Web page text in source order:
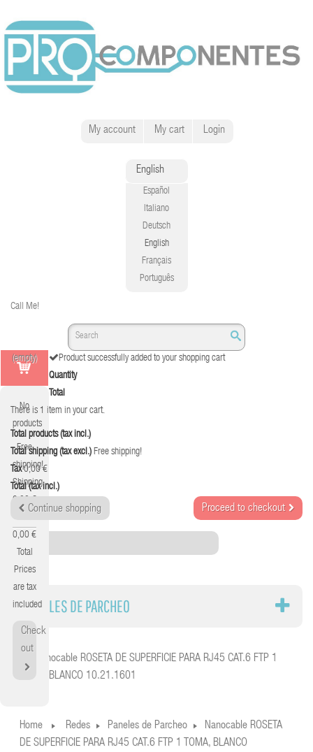
My account My cart Login
English
Español
Italiano
Deutsch
English
Français
Português
Call Me!
(empty)
No
products
Free
shipping!
Shipping
0,00 €
0,00 €
Total
Prices
are tax
included
Check
out
Product successfully added to your shopping cart
Quantity
Total
There is 1 item in your cart.
Total products (tax incl.)
Total shipping (tax excl.) Free shipping!
Tax 0,00 €
Total (tax incl.)
Continue shopping Proceed to checkout
Category
PANELES DE PARCHEO
Home
Nanocable ROSETA DE SUPERFICIE PARA RJ45 CAT.6 FTP 1
TOMA, BLANCO 10.21.1601
Home Redes Paneles de Parcheo
Nanocable ROSETA
DE SUPERFICIE PARA RJ45 CAT.6 FTP 1 TOMA, BLANCO